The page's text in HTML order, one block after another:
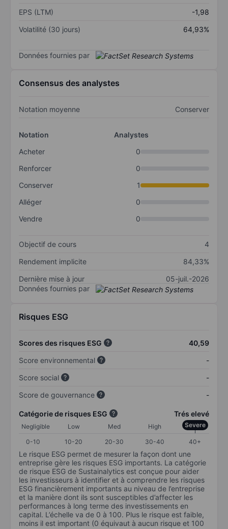
EPS (LTM)
-1,98
Volatilité (30 jours)
64,93%
Données fournies par
Consensus des analystes
Notation moyenne Conserver
Notation
Analystes
Acheter
0
Renforcer
0
Conserver
1
Alléger
0
Vendre
0
Objectif de cours
4
Rendement implicite
84,33%
Dernière mise à jour
05-juil.-2026
Données fournies par
Risques ESG
Scores des risques ESG
40,59
Score environnemental
-
Score social
-
Score de gouvernance
-
Catégorie de risques ESG Trés elevé
Negligible Low Med High Severe
0-10 10-20 20-30 30-40 40+
Le risque ESG permet de mesurer la façon dont une
entreprise gère les risques ESG importants. La catégorie
de risque ESG de Sustainalytics est conçue pour aider
les investisseurs à identifier et à comprendre les risques
ESG financièrement importants au niveau de l’entreprise
et la manière dont ils sont susceptibles d’affecter les
performances à long terme des investissements en
capital. L’échelle va de 0 à 100. Plus le risque est faible,
moins il est important (0 équivaut à aucun risque et 100